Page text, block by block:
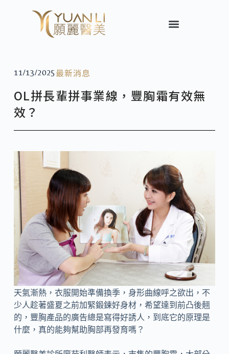
11/13/2025 最新消息
OL拼長輩拼事業線，豐胸霜有效無
效？
天氣漸熱，衣服開始準備換季，身形曲線呼之欲出，不
少人趁著盛夏之前加緊鍛鍊好身材，希望達到前凸後翹
的，豐胸產品的廣告總是寫得好誘人，到底它的原理是
什麼，真的能夠幫助胸部再發育嗎？